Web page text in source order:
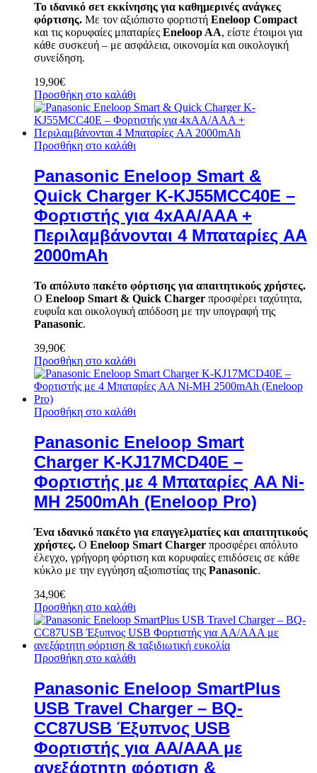
Το ιδανικό σετ εκκίνησης για καθημερινές ανάγκες
φόρτισης. Με τον αξιόπιστο φορτιστή Eneloop Compact
και τις κορυφαίες μπαταρίες Eneloop AA, είστε έτοιμοι για
κάθε συσκευή – με ασφάλεια, οικονομία και οικολογική
συνείδηση.
19,90€
Προσθήκη στο καλάθι
Προσθήκη στο καλάθι
Panasonic Eneloop Smart &
Quick Charger K-KJ55MCC40E –
Φορτιστής για 4xAA/AAA +
Περιλαμβάνονται 4 Μπαταρίες AA
2000mAh
Το απόλυτο πακέτο φόρτισης για απαιτητικούς χρήστες.
Ο Eneloop Smart & Quick Charger προσφέρει ταχύτητα,
ευφυΐα και οικολογική απόδοση με την υπογραφή της
Panasonic.
39,90€
Προσθήκη στο καλάθι
Προσθήκη στο καλάθι
Panasonic Eneloop Smart
Charger K-KJ17MCD40E –
Φορτιστής με 4 Μπαταρίες AA Ni-
MH 2500mAh (Eneloop Pro)
Ένα ιδανικό πακέτο για επαγγελματίες και απαιτητικούς
χρήστες. Ο Eneloop Smart Charger προσφέρει απόλυτο
έλεγχο, γρήγορη φόρτιση και κορυφαίες επιδόσεις σε κάθε
κύκλο με την εγγύηση αξιοπιστίας της Panasonic.
34,90€
Προσθήκη στο καλάθι
Προσθήκη στο καλάθι
Panasonic Eneloop SmartPlus
USB Travel Charger – BQ-
CC87USB Έξυπνος USB
Φορτιστής για AA/AAA με
ανεξάρτητη φόρτιση &